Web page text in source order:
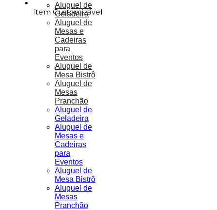
Aluguel de
Geladeira
Aluguel de
Mesas e
Cadeiras
para
Eventos
Aluguel de
Mesa Bistrô
Aluguel de
Mesas
Pranchão
Aluguel de
Geladeira
Aluguel de
Mesas e
Cadeiras
para
Eventos
Aluguel de
Mesa Bistrô
Aluguel de
Mesas
Pranchão
Item Customizável